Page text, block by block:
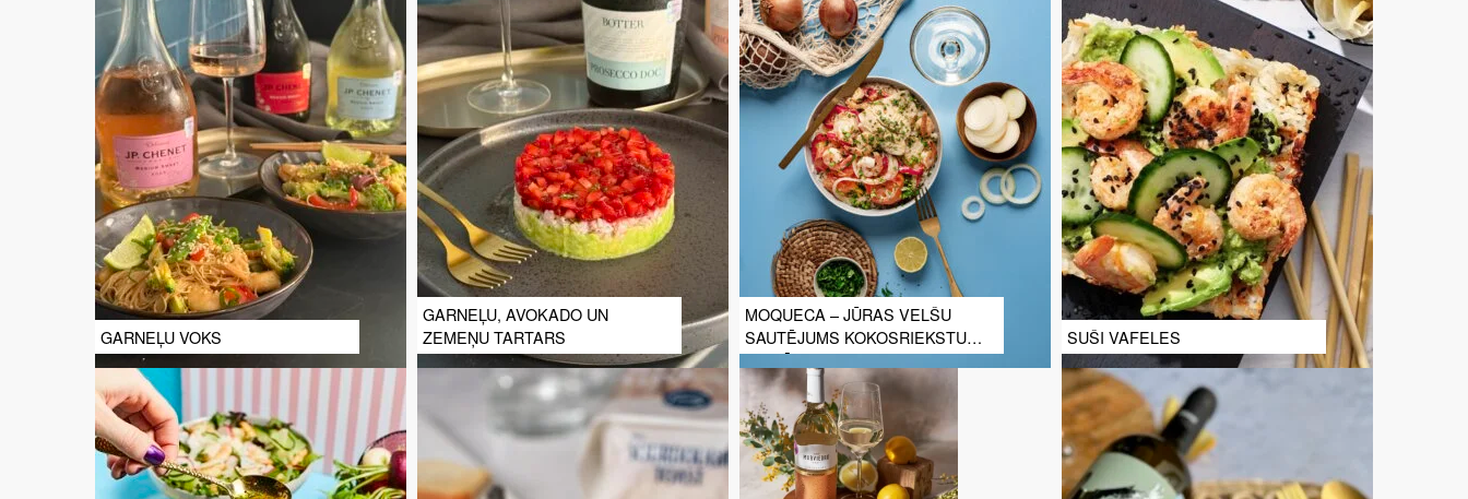
GARNEĻU VOKS
GARNEĻU, AVOKADO UN
ZEMEŅU TARTARS
MOQUECA – JŪRAS VELŠU
SAUTĒJUMS KOKOSRIEKSTU
PIENĀ
SUŠI VAFELES